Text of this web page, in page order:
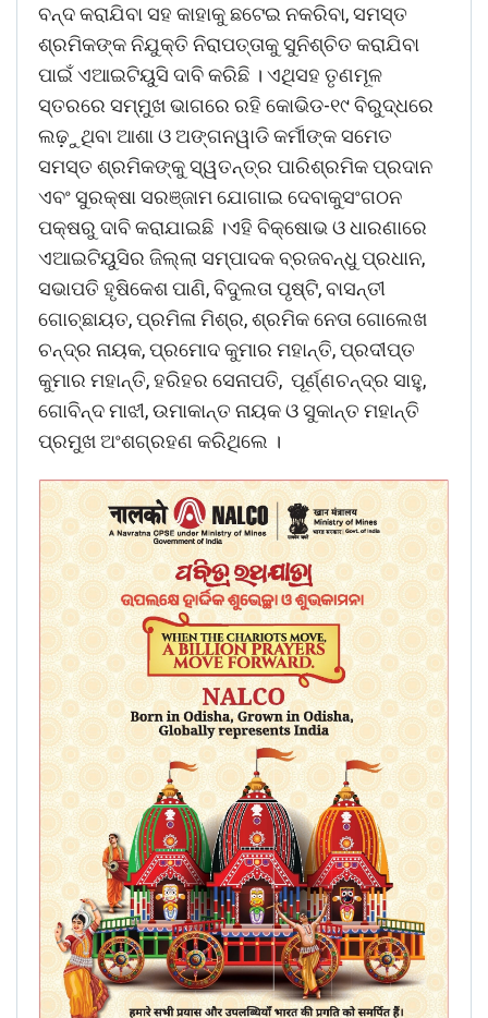
ବନ୍ଦ କରାଯିବା ସହ କାହାକୁ ଛଟେଇ ନକରିବା, ସମସ୍ତ
ଶ୍ରମିକଙ୍କ ନିଯୁକ୍ତି ନିରାପତ୍ତାକୁ ସୁନିଶ୍ଚିତ କରାଯିବା
ପାଇଁ ଏଆଇଟିୟୁସି ଦାବି କରିଛି । ଏଥିସହ ତୃଣମୂଳ
ସ୍ତରରେ ସମ୍ମୁଖ ଭାଗରେ ରହି କୋଭିଡ-୧୯ ବିରୁଦ୍ଧରେ
ଲଢ଼ୁଥିବା ଆଶା ଓ ଅଙ୍ଗନୱାଡି କର୍ମୀଙ୍କ ସମେତ
ସମସ୍ତ ଶ୍ରମିକଙ୍କୁ ସ୍ୱତନ୍ତ୍ର ପାରିଶ୍ରମିକ ପ୍ରଦାନ
ଏବଂ ସୁରକ୍ଷା ସରଞ୍ଜାମ ଯୋଗାଇ ଦେବାକୁସଂଗଠନ
ପକ୍ଷରୁ ଦାବି କରାଯାଇଛି ।ଏହି ବିକ୍ଷୋଭ ଓ ଧାରଣାରେ
ଏଆଇଟିୟୁସିର ଜିଲ୍ଲା ସମ୍ପାଦକ ବ୍ରଜବନ୍ଧୁ ପ୍ରଧାନ,
ସଭାପତି ହୃଷିକେଶ ପାଣି, ବିଦୁଲତା ପୃଷ୍ଟି, ବାସନ୍ତୀ
ଗୋଚ୍ଛାୟତ, ପ୍ରମିଳା ମିଶ୍ର, ଶ୍ରମିକ ନେତା ଗୋଲେଖ
ଚନ୍ଦ୍ର ନାୟକ, ପ୍ରମୋଦ କୁମାର ମହାନ୍ତି, ପ୍ରଦୀପ୍ତ
କୁମାର ମହାନ୍ତି, ହରିହର ସେନାପତି, ପୂର୍ଣ୍ଣଚନ୍ଦ୍ର ସାହୁ,
ଗୋବିନ୍ଦ ମାଝୀ, ଉମାକାନ୍ତ ନାୟକ ଓ ସୁକାନ୍ତ ମହାନ୍ତି
ପ୍ରମୁଖ ଅଂଶଗ୍ରହଣ କରିଥିଲେ ।